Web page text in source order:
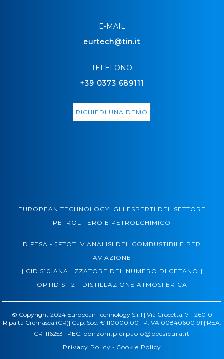
E-MAIL
eurtech@tin.it
TELEFONO
+39 0373 689111
RICHIEDI UNA DEMO
EUROPEAN TECHNOLOGY: GLI ESPERTI DEL SETTORE
PETROLIFERO E PETROLCHIMICO
|
DIFESA - JFTOT IV ANALISI DEL COMBUSTIBILE PER
AVIAZIONE
| CID 510 ANALIZZATORE DEL NUMERO DI CETANO |
OPTIDIST 2 - DISTILLAZIONE ATMOSFERICA
© Copyright 2024 European Technology S.r.l | Via Crocetta, 7 I-26010
Ripalta Cremasca (CR)| Cap. Soc. € 110000.00 | P.IVA 00840600191 | REA:
CR-116253 | PEC: ponzoni.pierpaolo@pecsicura.it
Privacy Policy - Cookie Policy